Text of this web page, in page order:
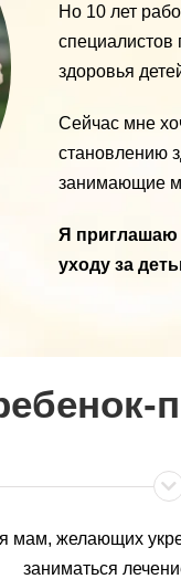
Но 10 лет
специалистов
здоровья
Сейчас мне
становлению
занимающие
Я приглашаю
уходу за
мам, желающих
заниматься